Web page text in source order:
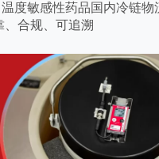
度敏感性药品国内冷链物
、合规、可追溯